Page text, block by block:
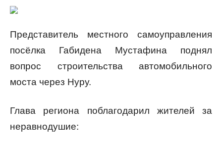
Представитель местного самоуправления
посёлка Габидена Мустафина поднял
вопрос строительства автомобильного
моста через Нуру.
Глава региона поблагодарил жителей за
неравнодушие: